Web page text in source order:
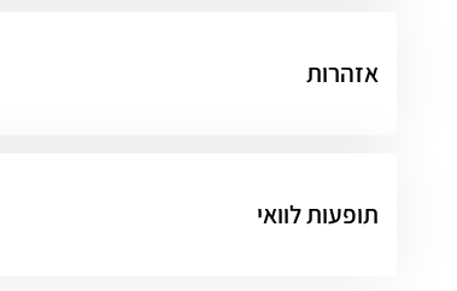
אזהרות
תופעות לוואי